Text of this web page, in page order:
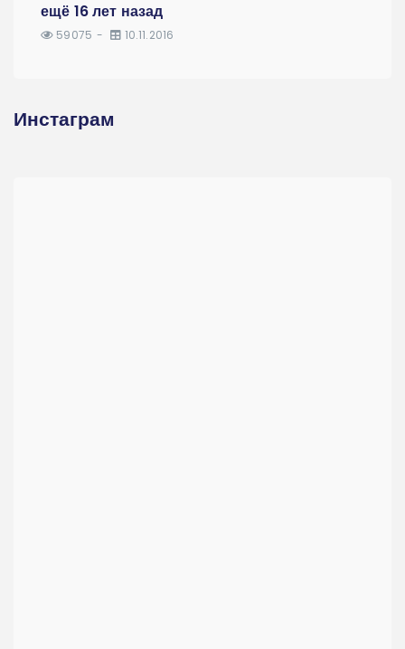
ещё 16 лет назад
59075 10.11.2016
Инстаграм